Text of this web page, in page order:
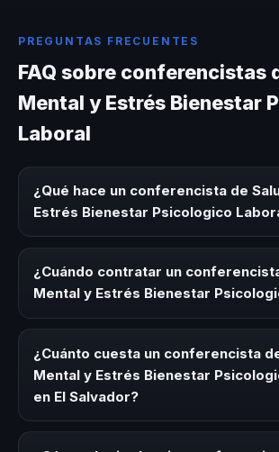
PREGUNTAS FRECUENTES
FAQ sobre conferencistas
Mental y Estrés Bienestar
Laboral
¿Qué hace un conferencista de
Estrés Bienestar Psicologico
Psicologico Laboral es un experto que
conocimiento, estrategias y experiencias
en eventos corporativos, convenciones y
objetivo es generar reflexión, inspiración
¿Cuándo contratar un
Mental y Estrés Bienestar
Estrés Bienestar Psicologico Laboral para
convenciones anuales, programas de
de integración o cuando tu organización
impulsar un cambio cultural relacionado
temática.
¿Cuánto cuesta un conferencista
Mental y Estrés Bienestar
en El Salvador?
modalidad (presencial o virtual) y la